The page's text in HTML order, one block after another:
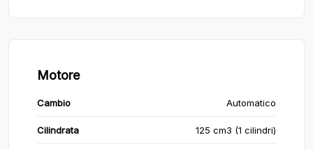
Motore
Cambio Automatico
Cilindrata 125 cm3 (1 cilindri)